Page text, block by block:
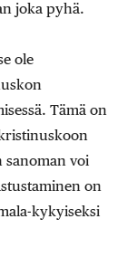
joka pyhä.
ole
Tämä on
sanoman voi
on
kykyiseksi